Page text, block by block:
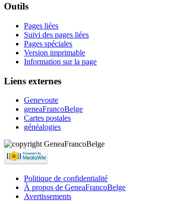
Outils
Pages liées
Suivi des pages liées
Pages spéciales
Version imprimable
Information sur la page
Liens externes
Genevoute
geneaFrancoBelge
Cartes postales
généalogies
Politique de confidentialité
À propos de GeneaFrancoBelge
Avertissements